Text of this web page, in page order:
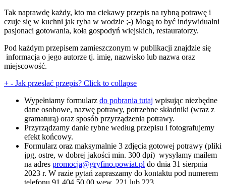
Tak naprawdę każdy, kto ma ciekawy przepis na rybną potrawę i
czuje się w kuchni jak ryba w wodzie ;-) Mogą to być indywidualni
pasjonaci gotowania, koła gospodyń wiejskich, restauratorzy.
Pod każdym przepisem zamieszczonym w publikacji znajdzie się
informacja o jego autorze tj. imię, nazwisko lub nazwa oraz
miejscowość.
+ - Jak przesłać przepis? Click to collapse
Wypełniamy formularz do pobrania tutaj wpisując niezbędne
dane osobowe, nazwę potrawy, potrzebne składniki (wraz z
gramaturą) oraz sposób przyrządzenia potrawy.
Przyrządzamy danie rybne według przepisu i fotografujemy
efekt końcowy.
Formularz oraz maksymalnie 3 zdjęcia gotowej potrawy (pliki
jpg, ostre, w dobrej jakości min. 300 dpi) wysyłamy mailem
na adres promocja@gryfino.powiat.pl do dnia 31 sierpnia
2023 r. W razie pytań zapraszamy do kontaktu pod numerem
telefonu 91 404 50 00 wew. 221 lub 223.